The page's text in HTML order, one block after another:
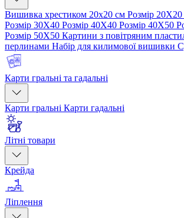
Вишивка хрестиком 20х20 см Розмір 20Х20
Розмір 30Х40 Розмір 40Х40 Розмір 40Х50
Розмір 50Х50 Картини з повітряним
перлинами Набір для килимової вишивки
Карти гральні та гадальні
Карти гральні Карти гадальні
Літні товари
Крейда
Ліплення